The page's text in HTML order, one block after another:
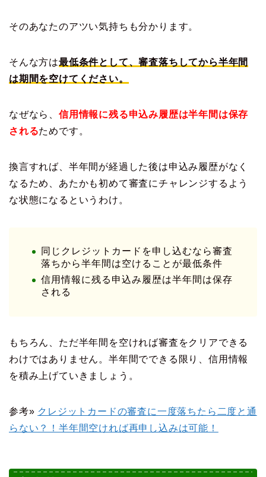
そのあなたのアツい気持ちも分かります。
そんな方は最低条件として、審査落ちしてから半年間
は期間を空けてください。
なぜなら、 信用情報に残る申込み履歴は半年間は保存
されるためです。
換言すれば、半年間が経過した後は申込み履歴がなく
なるため、あたかも初めて審査にチャレンジするよう
な状態になるというわけ。
同じクレジットカードを申し込むなら審査
落ちから半年間は空けることが最低条件
信用情報に残る申込み履歴は半年間は保存
される
もちろん、ただ半年間を空ければ審査をクリアできる
わけではありません。半年間でできる限り、信用情報
を積み上げていきましょう。
参考» クレジットカードの審査に一度落ちたら二度と通
らない？！半年間空ければ再申し込みは可能！